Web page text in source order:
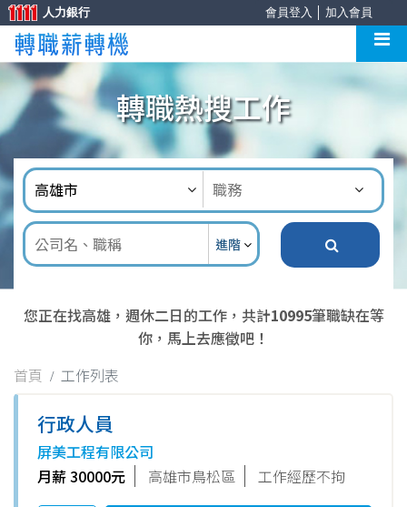
會員登入 加入會員
人力銀行
轉職熱搜工作
進階
您正在找高雄，週休二日的工作，共計10995筆職缺在等
你，馬上去應徵吧！
首頁
工作列表
行政人員
屏美工程有限公司
月薪 30000元
高雄市鳥松區 工作經歷不拘